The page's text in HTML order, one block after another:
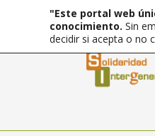
"Este portal web
conocimiento. Sin
decidir si acepta o no